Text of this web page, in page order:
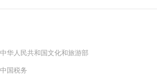
中华人民共和国文化和旅游部
中国税务